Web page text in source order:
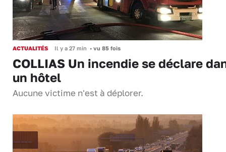
ACTUALITÉS Il y a 27 min • vu 85 fois
COLLIAS Un incendie se déclare
un hôtel
Aucune victime n'est à déplorer.